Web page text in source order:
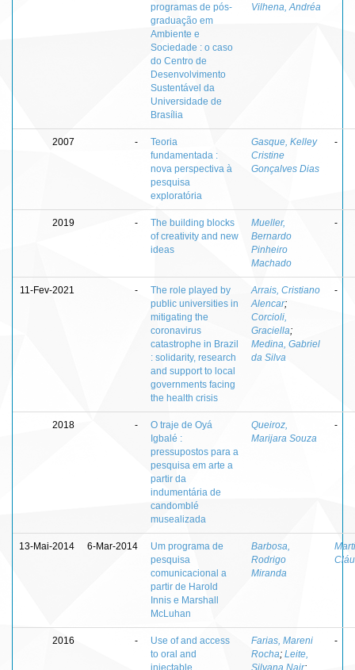
programas de pós-
graduação em
Ambiente e
Sociedade : o caso
do Centro de
Desenvolvimento
Sustentável da
Universidade de
Brasília
Vilhena, Andréa
2007 -
Teoria
fundamentada :
nova perspectiva à
pesquisa
exploratória
Gasque, Kelley
Cristine
Gonçalves Dias
-
2019 -
The building blocks
of creativity and new
ideas
Mueller,
Bernardo
Pinheiro
Machado
-
11-Fev-2021 -
The role played by
public universities in
mitigating the
coronavirus
catastrophe in Brazil
: solidarity, research
and support to local
governments facing
the health crisis
Arrais, Cristiano
Alencar;
Corcioli,
Graciella;
Medina, Gabriel
da Silva
-
2018 -
O traje de Oyá
Igbalé :
pressupostos para a
pesquisa em arte a
partir da
indumentária de
candomblé
musealizada
Queiroz,
Marijara Souza
-
13-Mai-2014 6-Mar-2014
Um programa de
pesquisa
comunicacional a
partir de Harold
Innis e Marshall
McLuhan
Barbosa,
Rodrigo
Miranda
2016 -
Use of and access
to oral and
injectable
Farias, Mareni
Rocha; Leite,
Silvana Nair;
-